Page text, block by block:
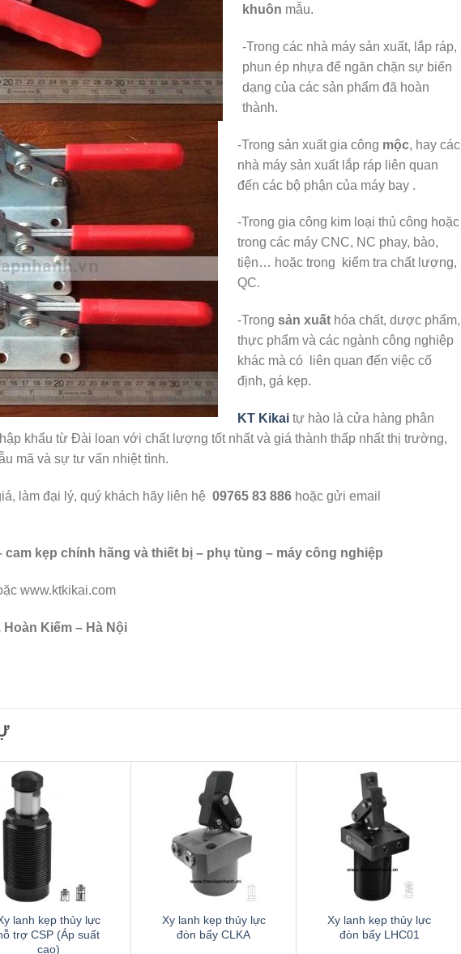
khuôn mẫu.
-Trong các nhà máy sản xuất, lắp ráp,
phun ép nhựa để ngăn chặn sự biến
dạng của các sản phẩm đã hoàn
thành.
-Trong sản xuất gia công mộc, hay các
nhà máy sản xuất lắp ráp liên quan
đến các bộ phận của máy bay .
-Trong gia công kim loại thủ công hoặc
trong các máy CNC, NC phay, bào,
tiện… hoặc trong kiểm tra chất lượng,
QC.
-Trong sản xuất hóa chất, dược phẩm,
thực phẩm và các ngành công nghiệp
khác mà có liên quan đến việc cố
định, gá kẹp.
KT Kikai tự hào là cửa hàng phân
khẩu từ Đài loan với chất lượng tốt nhất và giá thành thấp nhất thị trường,
mã và sự tư vấn nhiệt tình.
làm đại lý, quý khách hãy liên hệ 09765 83 886 hoặc gửi email
cam kẹp chính hãng và thiết bị – phụ tùng – máy công nghiệp
www.ktkikai.com
Kiếm – Hà Nội
lanh kẹp thủy lực
trợ CSP (Áp suất
cao)
Thêm
to
wishlist
Xy lanh kẹp thủy lực
đòn bẩy CLKA
wishlist
Xy lanh kẹp thủy lực
đòn bẩy LHC01